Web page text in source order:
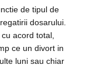
de tipul de
dosarului.
acord total,
ce un divort in
luni sau chiar